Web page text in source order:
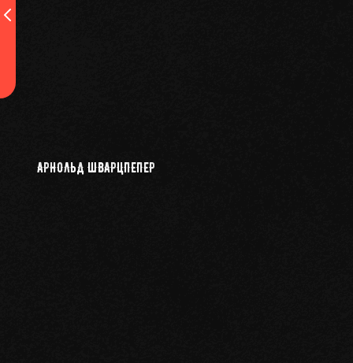
АРНОЛЬД ШВАРЦПЕПЕР